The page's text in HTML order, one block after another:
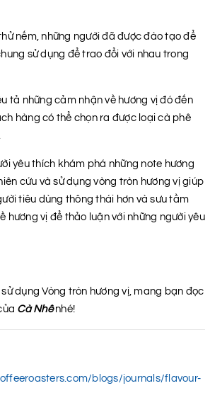
nếm, những người đã được đào tạo để
sử dụng để trao đổi với nhau trong
tả những cảm nhận về hương vị đó đến
hàng có thể chọn ra được loại cà phê
yêu thích khám phá những note hương
cứu và sử dụng vòng tròn hương vị giúp
tiêu dùng thông thái hơn và sưu tầm
hương vị để thảo luận với những người yêu
dụng Vòng tròn hương vị, mang bạn đọc
Cà Nhênhé!
blogs/journals/flavour-